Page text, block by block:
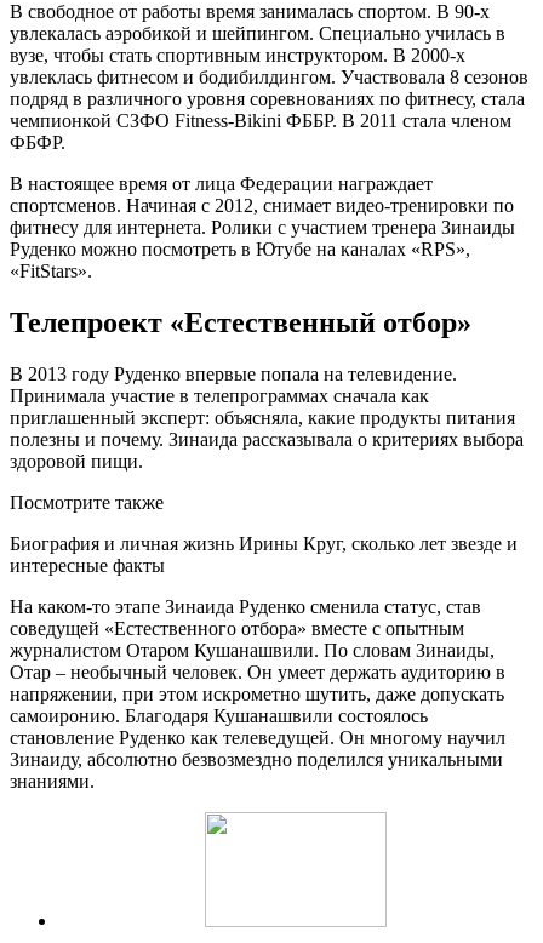
В свободное от работы время занималась спортом. В 90-х
увлекалась аэробикой и шейпингом. Специально училась в
вузе, чтобы стать спортивным инструктором. В 2000-х
увлеклась фитнесом и бодибилдингом. Участвовала 8 сезонов
подряд в различного уровня соревнованиях по фитнесу, стала
чемпионкой СЗФО Fitness-Bikini ФББР. В 2011 стала членом
ФБФР.
В настоящее время от лица Федерации награждает
спортсменов. Начиная с 2012, снимает видео-тренировки по
фитнесу для интернета. Ролики с участием тренера Зинаиды
Руденко можно посмотреть в Ютубе на каналах «RPS»,
«FitStars».
Телепроект «Естественный отбор»
В 2013 году Руденко впервые попала на телевидение.
Принимала участие в телепрограммах сначала как
приглашенный эксперт: объясняла, какие продукты питания
полезны и почему. Зинаида рассказывала о критериях выбора
здоровой пищи.
Посмотрите также
Биография и личная жизнь Ирины Круг, сколько лет звезде и
интересные факты
На каком-то этапе Зинаида Руденко сменила статус, став
соведущей «Естественного отбора» вместе с опытным
журналистом Отаром Кушанашвили. По словам Зинаиды,
Отар – необычный человек. Он умеет держать аудиторию в
напряжении, при этом искрометно шутить, даже допускать
самоиронию. Благодаря Кушанашвили состоялось
становление Руденко как телеведущей. Он многому научил
Зинаиду, абсолютно безвозмездно поделился уникальными
знаниями.